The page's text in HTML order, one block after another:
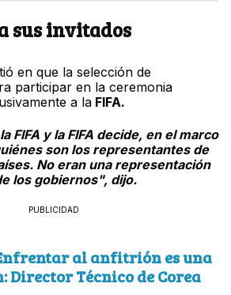
sus invitados
en que la selección de
participar en la ceremonia
a la FIFA.
FIFA y la FIFA decide, en el marco
son los representantes de
No eran una representación
los gobiernos", dijo.
PUBLICIDAD
al anfitrión es una
Director Técnico de Corea